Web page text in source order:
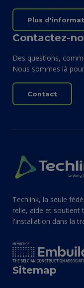
Plus
Contactez-
Des questions,
Nous sommes là
Contact
Techlink, la seule
relie, aide et soutient
l'installation dans la
Sitemap